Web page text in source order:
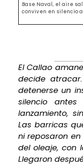
Base Naval, el aire
conviven en silencio
El Callao
decide
detenerse un
silencio
lanzamiento,
Las barricas
ni reposaron
del oleaje, con
Llegaron